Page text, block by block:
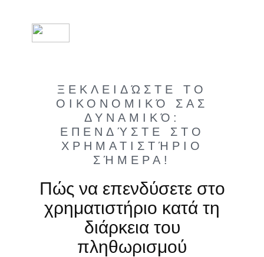
ΞΕΚΛΕΙΔΏΣΤΕ ΤΟ
ΟΙΚΟΝΟΜΙΚΌ ΣΑΣ
ΔΥΝΑΜΙΚΌ:
ΕΠΕΝΔΎΣΤΕ ΣΤΟ
ΧΡΗΜΑΤΙΣΤΉΡΙΟ
ΣΉΜΕΡΑ!
Πώς να επενδύσετε στο
χρηματιστήριο κατά τη
διάρκεια του
πληθωρισμού